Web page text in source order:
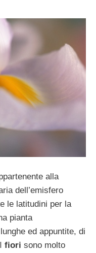
alla
dell’emisfero
le latitudini per la
pianta
ed appuntite, di
fiori sono molto